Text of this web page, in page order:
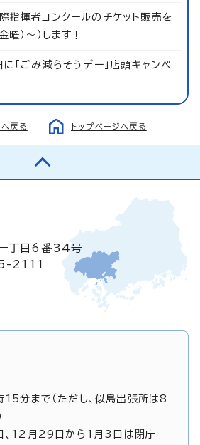
指揮者コンクールのチケット販売を
）～）します！
ごみ減らそうデー」店頭キャンペ
戻る トップページへ戻る
丁目6番34号
2111
分まで（ただし、似島出張所は8
、12月29日から1月3日は閉庁